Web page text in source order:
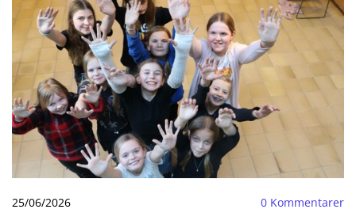
25/06/2026 0 Kommentarer